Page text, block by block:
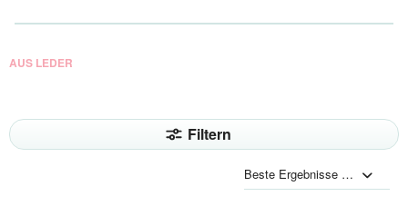
AUS LEDER
Filtern